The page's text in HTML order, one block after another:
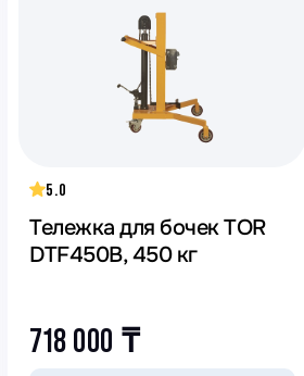
Климатическое оборудование
Производственная мебель
Сварочное оборудование
Дробильное оборудование
5.0
Тележка для бочек TOR
DTF450B, 450 кг
718 000 ₸